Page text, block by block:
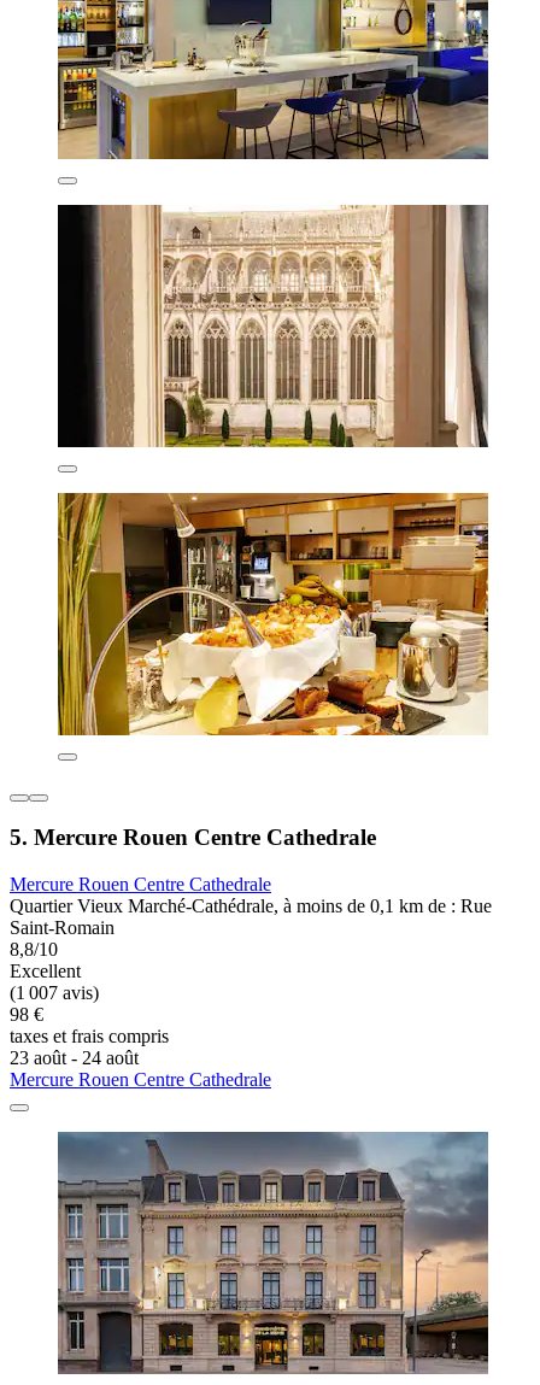
5. Mercure Rouen Centre Cathedrale
Mercure Rouen Centre Cathedrale
Quartier Vieux Marché-Cathédrale, à moins de 0,1 km de : Rue
Saint-Romain
8,8/10
Excellent
(1 007 avis)
98 €
taxes et frais compris
23 août - 24 août
Mercure Rouen Centre Cathedrale